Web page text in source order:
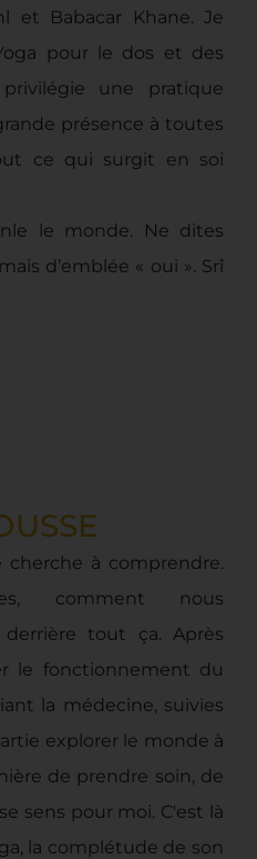
et Babacar Khane. Je
pour le dos et des
une pratique
présence à toutes
ce qui surgit en soi
le monde. Ne dites
d’emblée « oui ». Srî
à comprendre.
comment nous
tout ça. Après
le fonctionnement du
la médecine, suivies
explorer le monde à
de prendre soin, de
sens pour moi. C'est là
la complétude de son